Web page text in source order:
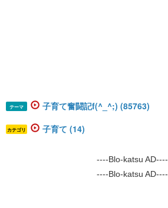
テーマ 子育て奮闘記f(^_^;) (85763)
カテゴリ 子育て (14)
----Blo-katsu AD----
----Blo-katsu AD----